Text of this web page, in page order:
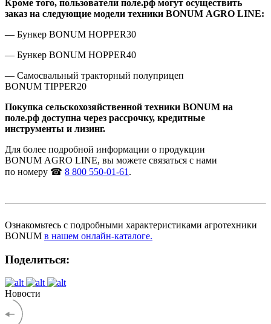
Кроме того, пользователи поле.рф могут осуществить
заказ на следующие модели техники BONUM AGRO LINE:
— Бункер BONUM HOPPER30
— Бункер BONUM HOPPER40
— Самосвальный тракторный полуприцеп
BONUM TIPPER20
Покупка сельскохозяйственной техники BONUM на
поле.рф доступна через рассрочку, кредитные
инструменты и лизинг.
Для более подробной информации о продукции
BONUM AGRO LINE, вы можете связаться с нами
по номеру ☎ 8 800 550-01-61 .
Ознакомьтесь с подробными характеристиками агротехники
BONUM в нашем онлайн-каталоге.
Поделиться:
Новости